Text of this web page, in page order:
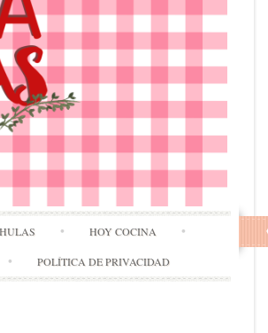
HOY COCINA
POLÍTICA DE PRIVACIDAD